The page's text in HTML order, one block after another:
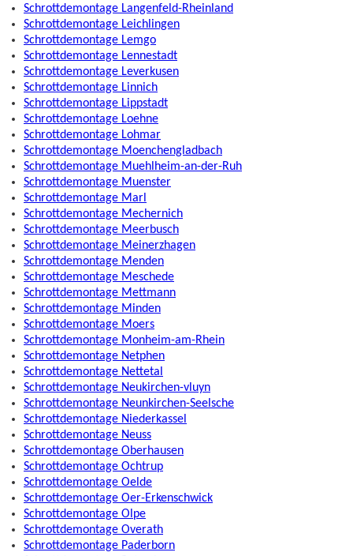
Schrottdemontage Langenfeld-Rheinland
Schrottdemontage Leichlingen
Schrottdemontage Lemgo
Schrottdemontage Lennestadt
Schrottdemontage Leverkusen
Schrottdemontage Linnich
Schrottdemontage Lippstadt
Schrottdemontage Loehne
Schrottdemontage Lohmar
Schrottdemontage Moenchengladbach
Schrottdemontage Muehlheim-an-der-Ruh
Schrottdemontage Muenster
Schrottdemontage Marl
Schrottdemontage Mechernich
Schrottdemontage Meerbusch
Schrottdemontage Meinerzhagen
Schrottdemontage Menden
Schrottdemontage Meschede
Schrottdemontage Mettmann
Schrottdemontage Minden
Schrottdemontage Moers
Schrottdemontage Monheim-am-Rhein
Schrottdemontage Netphen
Schrottdemontage Nettetal
Schrottdemontage Neukirchen-vluyn
Schrottdemontage Neunkirchen-Seelsche
Schrottdemontage Niederkassel
Schrottdemontage Neuss
Schrottdemontage Oberhausen
Schrottdemontage Ochtrup
Schrottdemontage Oelde
Schrottdemontage Oer-Erkenschwick
Schrottdemontage Olpe
Schrottdemontage Overath
Schrottdemontage Paderborn